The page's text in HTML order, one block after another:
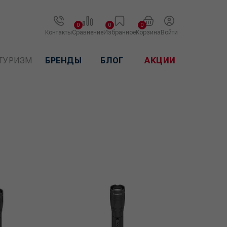
КонтактыСравнение
0
Избранное
0
Корзина
0
Войти
БРЕНДЫ БЛОГ АКЦИИ